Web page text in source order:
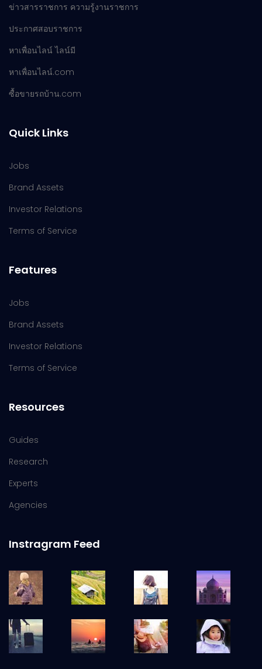
ข่าวสารราชการ ความรู้งานราชการ
ประกาศสอบราชการ
หาเพื่อนไลน์ ไลน์มี
หาเพื่อนไลน์.com
ซื้อขายรถบ้าน.com
Quick Links
Jobs
Brand Assets
Investor Relations
Terms of Service
Features
Jobs
Brand Assets
Investor Relations
Terms of Service
Resources
Guides
Research
Experts
Agencies
Instragram Feed